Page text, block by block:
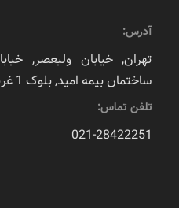
آدرس:
ساختمان بیمه امید, بلوک 1 غربی, طبقه 4, واحد 8
تلفن تماس:
021-28422251